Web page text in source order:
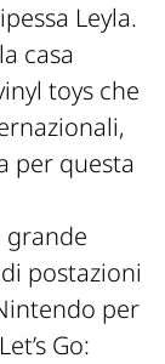
Leyla.
casa
toys che
per questa
grande
postazioni
per
Go: